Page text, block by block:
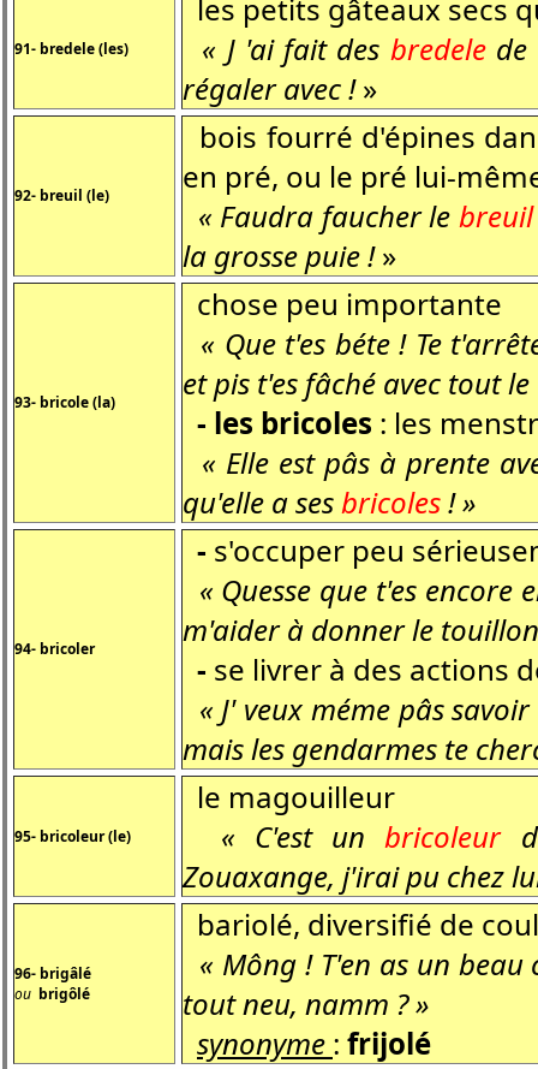
91- bredele (les)
les petits gâteaux secs
« J 'ai fait des bredelede
régaler avec !»
92- breuil (le)
bois fourré d'épines
en pré, ou le pré lui-
« Faudra faucher le breuil
la grosse puie !»
93- bricole (la)
chose peu importante
« Que t'es béte ! Te
et pis t'es fâché avec tout
- les bricoles : les
« Elle est pâs à prente
qu'elle a ses bricoles! »
94- bricoler
- s'occuper peu
« Quesse que t'es encore
m'aider à donner le
- se livrer à des actions
« J' veux méme pâs
mais les gendarmes te
95- bricoleur (le)
le magouilleur
« C'est un bricoleur
Zouaxange, j'irai pu chez
96- brigâlé
ou brigôlé
bariolé, diversifié de
« Mông ! T'en as un
tout neu, namm ? »
synonyme : frijolé